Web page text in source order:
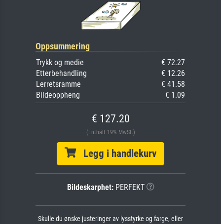
Oppsummering
Trykk og medie
€ 72.27
Etterbehandling
€ 12.26
Lerretsramme
€ 41.58
Bildeoppheng
€ 1.09
€ 127.20
(Enthält 19% MwSt.)
Legg i handlekurv
Bildeskarphet:PERFEKT
Skulle du ønske justeringer av lysstyrke og farge, eller